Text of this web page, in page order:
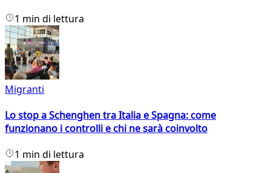
1 min di lettura
Migranti
Lo stop a Schenghen tra Italia e Spagna: come
funzionano i controlli e chi ne sarà coinvolto
1 min di lettura